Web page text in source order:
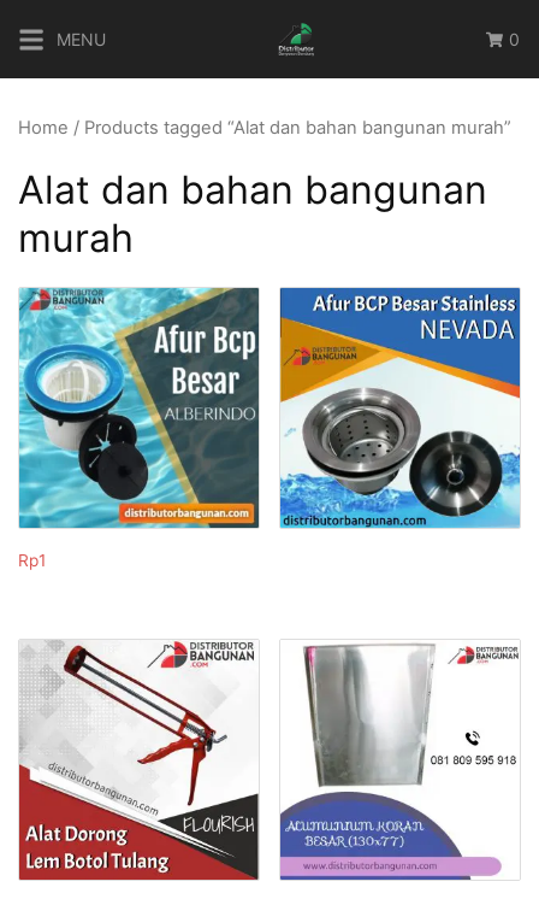
content
MENU 0
Home / Products tagged “Alat dan bahan bangunan murah”
Alat dan bahan bangunan
murah
Rp1